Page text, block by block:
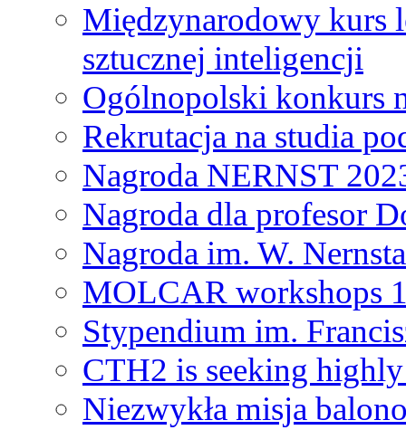
Międzynarodowy kurs
sztucznej inteligencji
Ogólnopolski konkurs
Rekrutacja na studia
Nagroda NERNST
Nagroda dla profesor
Nagroda im. W.
MOLCAR workshops
Stypendium im.
CTH2 is seeking
Niezwykła misja